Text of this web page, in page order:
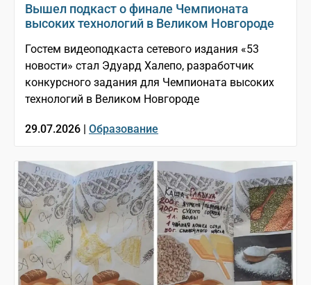
Вышел подкаст о финале Чемпионата
высоких технологий в Великом Новгороде
Гостем видеоподкаста сетевого издания «53
новости» стал Эдуард Халепо, разработчик
конкурсного задания для Чемпионата высоких
технологий в Великом Новгороде
29.07.2026 | Образование